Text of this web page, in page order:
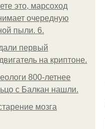
это, марсоход
очередную
пыли. 6.
первый
на криптоне.
800-летнее
с Балкан нашли.
мозга